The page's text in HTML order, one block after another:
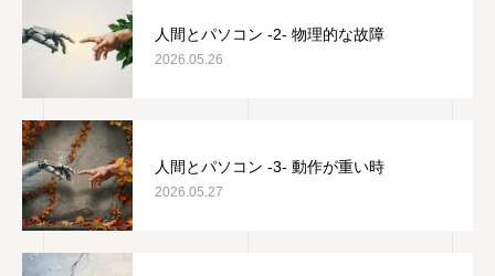
人間とパソコン -2- 物理的な故障
2026.05.26
人間とパソコン -3- 動作が重い時
2026.05.27